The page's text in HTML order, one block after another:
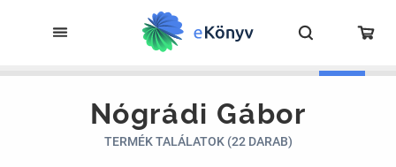
Nógrádi Gábor
TERMÉK TALÁLATOK (22 DARAB)